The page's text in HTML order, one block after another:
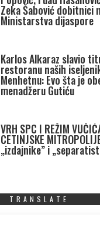
Zeka Šabović dobitnici
Ministarstva dijaspore
Karlos Alkaraz slavio
restoranu naših
Menhetnu: Evo šta je
menadžeru Gutiću
VRH SPC I REŽIM
CETINJSKE
„izdajnike” i
TRANSLATE